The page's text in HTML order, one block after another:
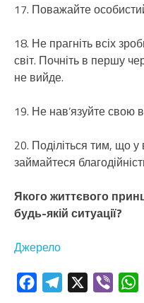
17. Поважайте
18. Не прагніть всіх
світ. Почніть в першу
не вийде.
19. Не нав’язуйте свою
20. Поділіться тим, що
займайтеся
Якого життєвого
будь-якій ситуації?
Джерело
FacebookTelegram Viber